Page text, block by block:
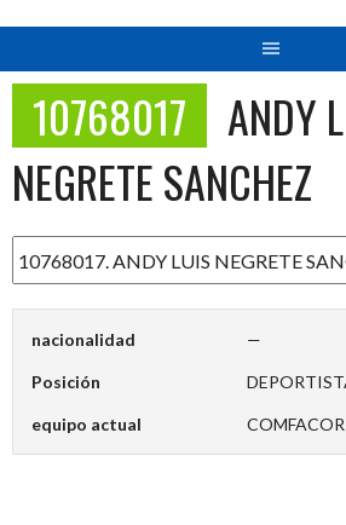
10768017
ANDY
NEGRETE SANCHEZ
nacionalidad —
Posición
equipo actual COMFACOR